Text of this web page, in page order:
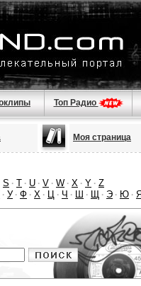
Топ Радио
Моя страница
S · T · U · V · W · X · Y · Z
· У · Ф · Х · Ц · Ч · Ш · Щ · Э · Ю · Я